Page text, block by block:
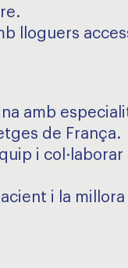
lloguers
amb
de França.
i col·laborar
i la